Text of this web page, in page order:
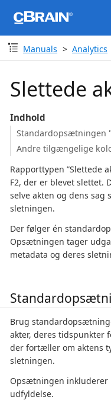
Manuals Analytics
Slettede
Indhold
Standardopsætningen
Andre tilgængelige
Rapporttypen ”Slettede
F2, der er blevet slettet.
selve akten og dens sag
sletningen.
Der følger én
Opsætningen tager
metadata og deres
Brug
akter, deres tidspunkter
der fortæller om aktens
sletningen.
Opsætningen
udfyldelse.